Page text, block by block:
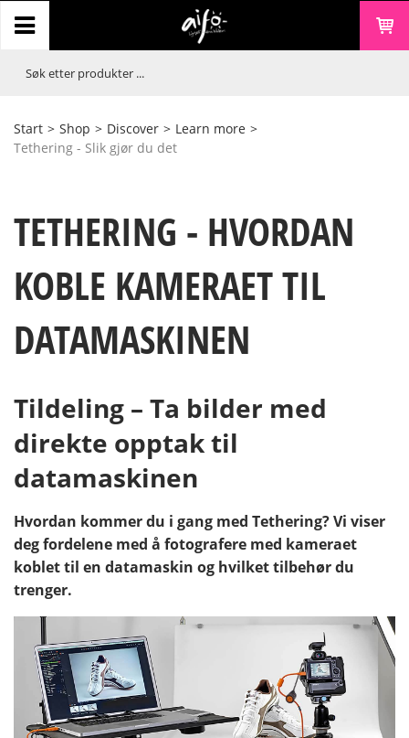
Start > Shop > Discover > Learn more >
Tethering - Slik gjør du det
TETHERING - HVORDAN
KOBLE KAMERAET TIL
DATAMASKINEN
Tildeling – Ta bilder med
direkte opptak til
datamaskinen
Hvordan kommer du i gang med Tethering? Vi viser
deg fordelene med å fotografere med kameraet
koblet til en datamaskin og hvilket tilbehør du
trenger.